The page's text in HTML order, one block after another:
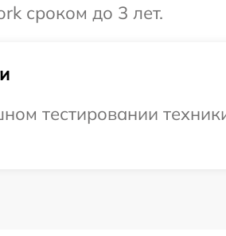
сроком до 3 лет.
тестировании